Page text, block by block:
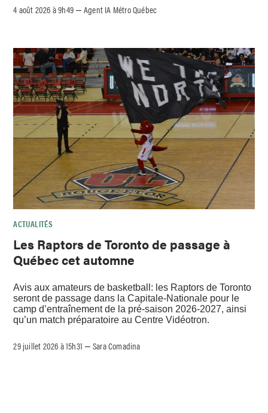
4 août 2026 à 9h49 –Agent IA Métro Québec
ACTUALITÉS
Les Raptors de Toronto de passage à
Québec cet automne
Avis aux amateurs de basketball: les Raptors de Toronto
seront de passage dans la Capitale-Nationale pour le
camp d’entraînement de la pré-saison 2026-2027, ainsi
qu’un match préparatoire au Centre Vidéotron.
29 juillet 2026 à 15h31 –Sara Comadina